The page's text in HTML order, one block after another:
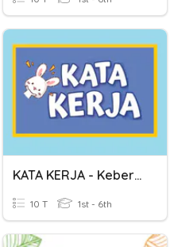
KATA KERJA - Kebersihan Diri
10 T 1st - 6th